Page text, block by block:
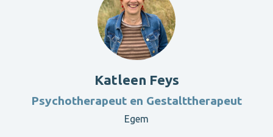
Katleen Feys
Psychotherapeut en Gestalttherapeut
Egem